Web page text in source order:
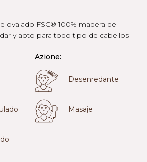
ovalado FSC® 100% madera de
y apto para todo tipo de cabellos
Azione:
Desenredante
Masaje